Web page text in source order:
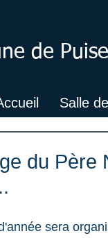
de
Salle
du Père
sera